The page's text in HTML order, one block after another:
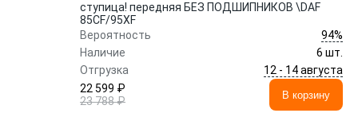
ступица! передняя БЕЗ ПОДШИПНИКОВ \DAF
85CF/95XF
Вероятность
94%
Наличие
6 шт.
Отгрузка
12 - 14 августа
22 599 ₽
23 788 ₽
В корзину